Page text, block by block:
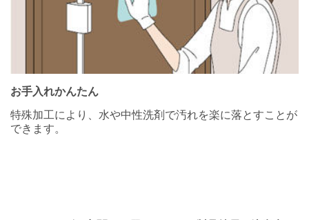
お手入れかんたん
特殊加工により、水や中性洗剤で汚れを楽に落とすことが
できます。